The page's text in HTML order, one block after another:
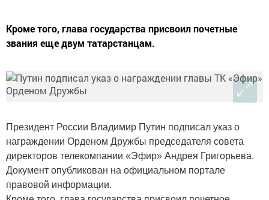
Кроме того, глава государства присвоил почетные
звания еще двум татарстанцам.
Президент России Владимир Путин подписал указ о
награждении Орденом Дружбы председателя совета
директоров телекомпании «Эфир» Андрея Григорьева.
Документ опубликован на официальном портале
правовой информации.